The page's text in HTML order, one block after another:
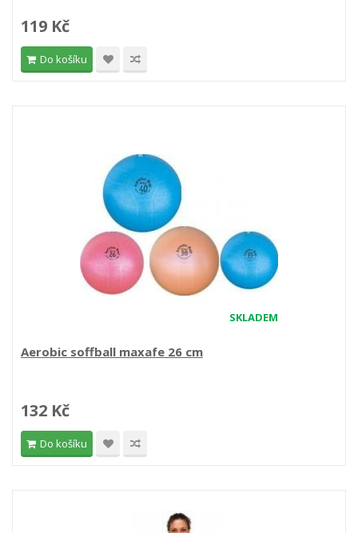
119 Kč
Do košíku
SKLADEM
Aerobic soffball maxafe 26 cm
132 Kč
Do košíku